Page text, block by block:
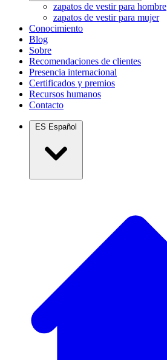
zapatos de vestir para hombre
zapatos de vestir para mujer
Conocimiento
Blog
Sobre
Recomendaciones de clientes
Presencia internacional
Certificados y premios
Recursos humanos
Contacto
ES Español